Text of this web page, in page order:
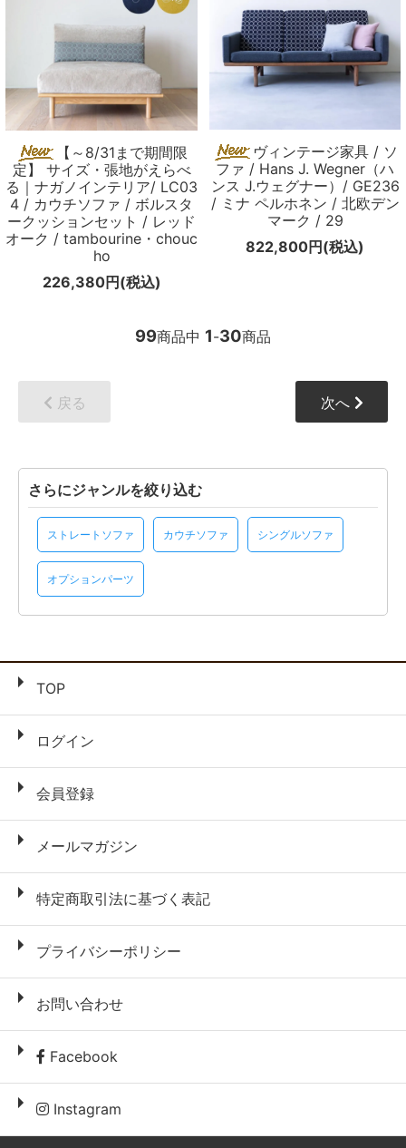
【～8/31まで期間限
定】 サイズ・張地がえらべ
る｜ナガノインテリア/ LC03
4 / カウチソファ / ボルスタ
ークッションセット / レッド
オーク / tambourine・chouc
ho
226,380円(税込)
ヴィンテージ家具 / ソ
ファ / Hans J. Wegner（ハ
ンス J.ウェグナー）/ GE236
/ ミナ ペルホネン / 北欧デン
マーク / 29
822,800円(税込)
99商品中 1-30商品
戻る 次へ
さらにジャンルを絞り込む
ストレートソファ カウチソファ シングルソファ
オプションパーツ
TOP
ログイン
会員登録
メールマガジン
特定商取引法に基づく表記
プライバシーポリシー
お問い合わせ
Facebook
Instagram